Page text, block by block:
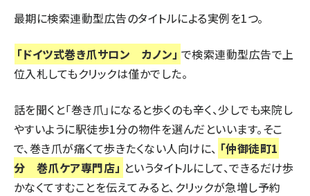
最期に検索連動型広告のタイトルによる実例を1つ。
「ドイツ式巻き爪サロン カノン」 で検索連動型広告で上
位入札してもクリックは僅かでした。
話を聞くと「巻き爪」になると歩くのも辛く、少しでも来院し
やすいように駅徒歩1分の物件を選んだといいます。そこ
で、巻き爪が痛くて歩きたくない人向けに、 「仲御徒町1
分 巻爪ケア専門店」 というタイトルにして、できるだけ歩
かなくてすむことを伝えてみると、クリックが急増し予約